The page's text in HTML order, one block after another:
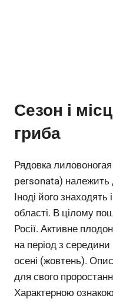
Сезон і
гриба
Рядовка
personata) належить
Іноді його знаходять
області. В цілому
Росії. Активне
на період з
осені (жовтень).
для свого
Характерною